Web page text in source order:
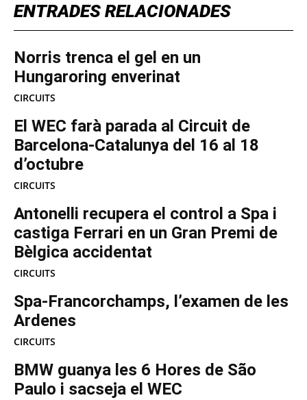
ENTRADES RELACIONADES
Norris trenca el gel en un
Hungaroring enverinat
CIRCUITS
El WEC farà parada al Circuit de
Barcelona-Catalunya del 16 al 18
d’octubre
CIRCUITS
Antonelli recupera el control a Spa i
castiga Ferrari en un Gran Premi de
Bèlgica accidentat
CIRCUITS
Spa-Francorchamps, l’examen de les
Ardenes
CIRCUITS
BMW guanya les 6 Hores de São
Paulo i sacseja el WEC